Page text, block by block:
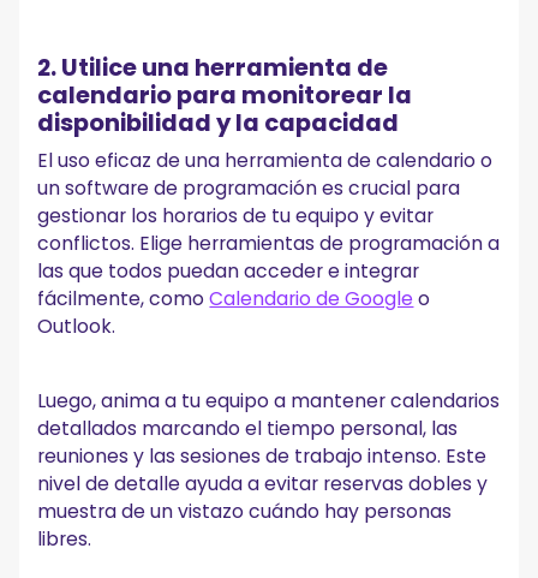
2. Utilice una herramienta de
calendario para monitorear la
disponibilidad y la capacidad
El uso eficaz de una herramienta de calendario o
un software de programación es crucial para
gestionar los horarios de tu equipo y evitar
conflictos. Elige herramientas de programación a
las que todos puedan acceder e integrar
fácilmente, comoCalendario de Googleo
Outlook.
Luego, anima a tu equipo a mantener calendarios
detallados marcando el tiempo personal, las
reuniones y las sesiones de trabajo intenso. Este
nivel de detalle ayuda a evitar reservas dobles y
muestra de un vistazo cuándo hay personas
libres.